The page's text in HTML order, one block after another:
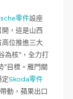
零件設座
，這是山西
位推進三大
為核”，全力打
”目標。雁門關
定Skoda零件
動，蘋果出口